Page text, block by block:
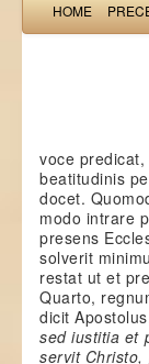
HOME
voce
beatitudinis
docet.
modo intrare
presens
solverit
restat ut et
Quarto,
dicit
sed iustitia et
servit Christo,